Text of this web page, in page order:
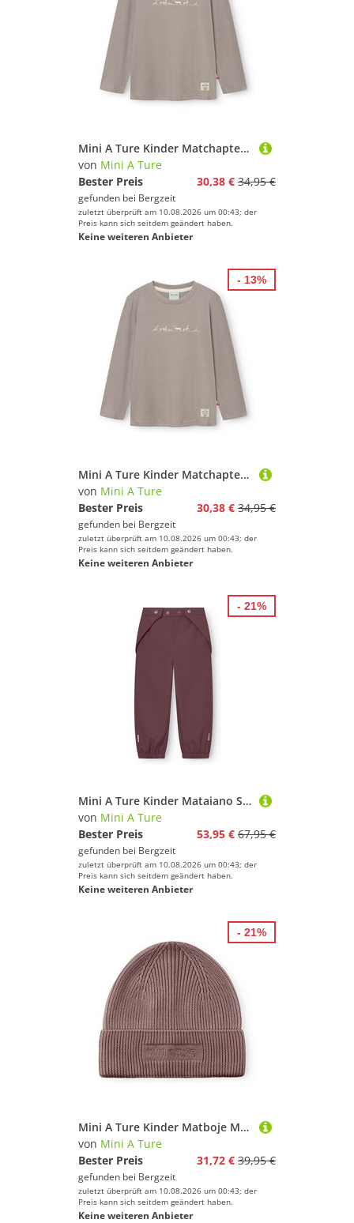
Mini A Ture Kinder Matchapter Longsleeve
von Mini A Ture
Bester Preis
30,38 € 34,95 €
gefunden bei Bergzeit
zuletzt überprüft am 10.08.2026 um 00:43; der
Preis kann sich seitdem geändert haben.
Keine weiteren Anbieter
Mini A Ture Kinder Matchapter Longsleeve
von Mini A Ture
Bester Preis
30,38 € 34,95 €
gefunden bei Bergzeit
zuletzt überprüft am 10.08.2026 um 00:43; der
Preis kann sich seitdem geändert haben.
Keine weiteren Anbieter
- 13%
Mini A Ture Kinder Mataiano Softshell Hose
von Mini A Ture
Bester Preis
53,95 € 67,95 €
gefunden bei Bergzeit
zuletzt überprüft am 10.08.2026 um 00:43; der
Preis kann sich seitdem geändert haben.
Keine weiteren Anbieter
- 21%
Mini A Ture Kinder Matboje Mütze
von Mini A Ture
Bester Preis
31,72 € 39,95 €
gefunden bei Bergzeit
zuletzt überprüft am 10.08.2026 um 00:43; der
Preis kann sich seitdem geändert haben.
Keine weiteren Anbieter
- 21%